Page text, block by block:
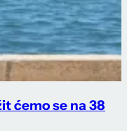
ćemo se na 38